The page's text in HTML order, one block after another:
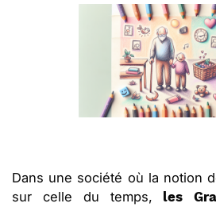
Dans une société où la notion
sur celle du temps, les